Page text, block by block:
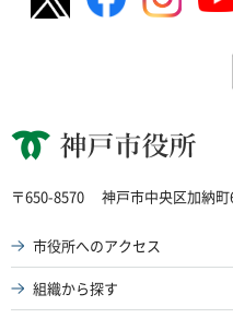
神戸市役所
〒650-8570 神戸市中央区加納
市役所へのアクセス
組織から探す